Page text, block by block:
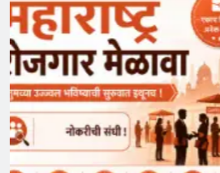
सरकारी नौकरी
MPSC Group C Bharti 2026: